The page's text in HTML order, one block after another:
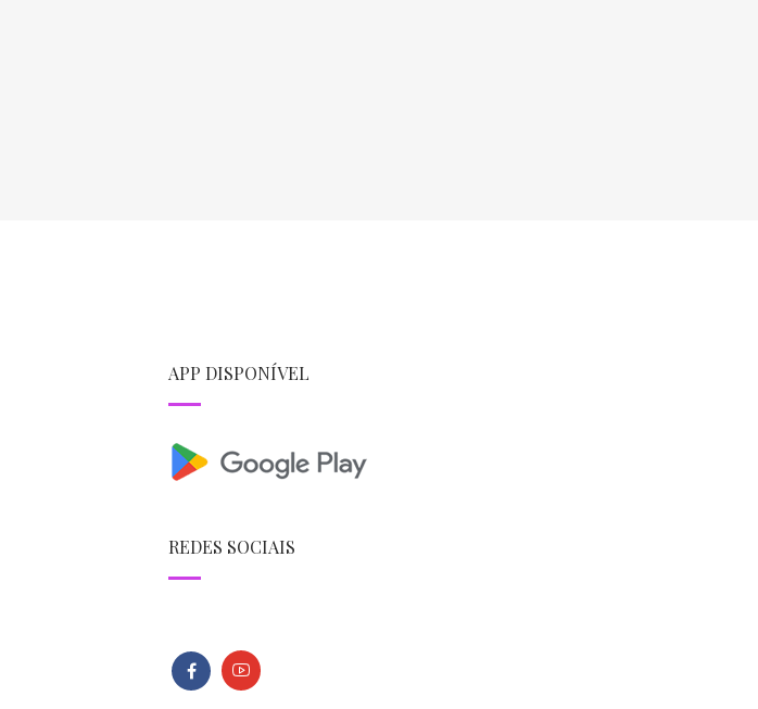
APP DISPONÍVEL
REDES SOCIAIS